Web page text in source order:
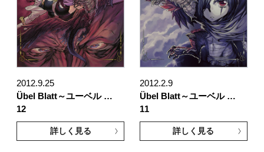
2012.9.25
Übel Blatt～ユーベル …
12
詳しく見る
2012.2.9
Übel Blatt～ユーベル …
11
詳しく見る